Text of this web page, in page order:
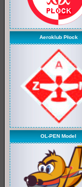
Aeroklub Płock
OL-PEN Model